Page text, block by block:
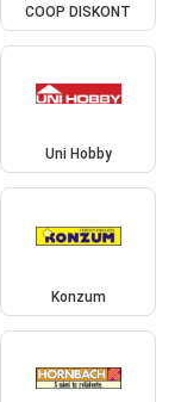
COOP DISKONT
Uni Hobby
Konzum